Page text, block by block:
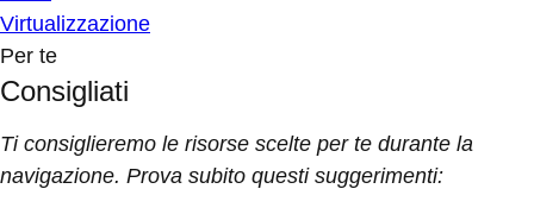
Virtualizzazione
Per te
Consigliati
Ti consiglieremo le risorse scelte per te durante la
navigazione. Prova subito questi suggerimenti: